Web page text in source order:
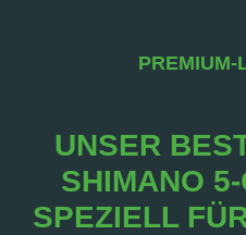
PREMIUM-
UNSER
SHIMANO
SPEZIELL